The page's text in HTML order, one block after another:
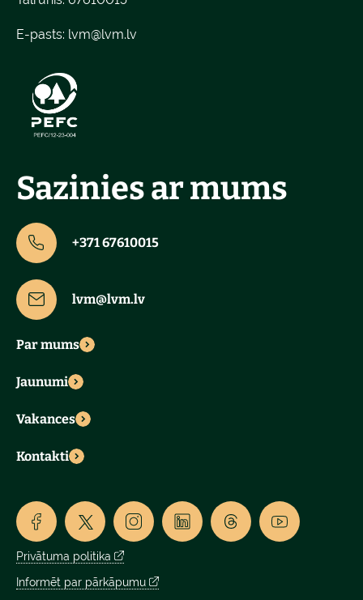
E-pasts: lvm@lvm.lv
Sazinies ar mums
+371 67610015
lvm@lvm.lv
Par mums
Jaunumi
Vakances
Kontakti
Privātuma politika
Informēt par pārkāpumu